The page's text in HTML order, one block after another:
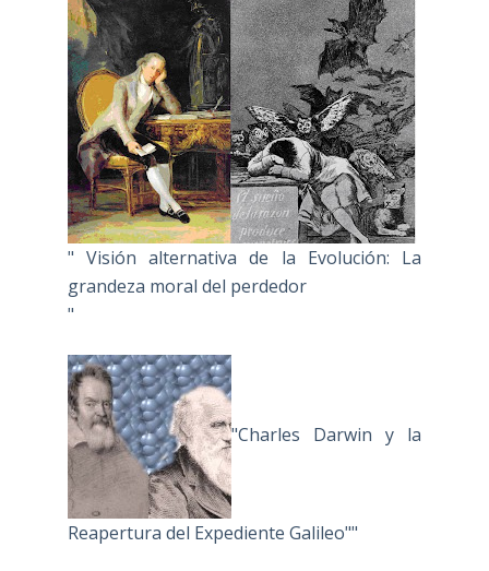
" Visión alternativa de la Evolución: La
grandeza moral del perdedor
"
"Charles Darwin y la
Reapertura del Expediente Galileo""